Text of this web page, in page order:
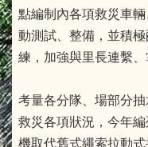
點編制內各項救災車
動測試、整備，並積
練，加強與里長連繫、
考量各分隊、場部分
救災各項狀況，今年
機取代舊式繩索拉動